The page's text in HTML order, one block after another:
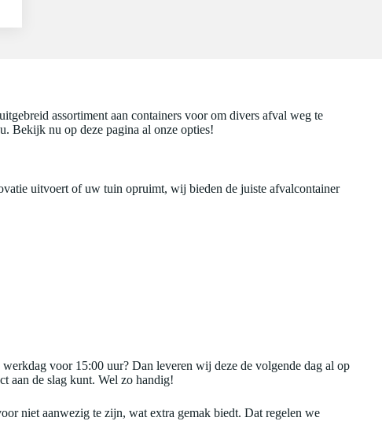
assortiment aan containers voor om divers afval weg te
Bekijk nu op deze pagina al onze opties!
uitvoert of uw tuin opruimt, wij bieden de juiste afvalcontainer
voor 15:00 uur? Dan leveren wij deze de volgende dag al op
aan de slag kunt. Wel zo handig!
niet aanwezig te zijn, wat extra gemak biedt. Dat regelen we